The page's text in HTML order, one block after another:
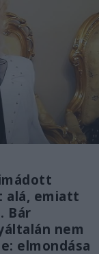
alá, emiatt
Bár
nem
elmondása